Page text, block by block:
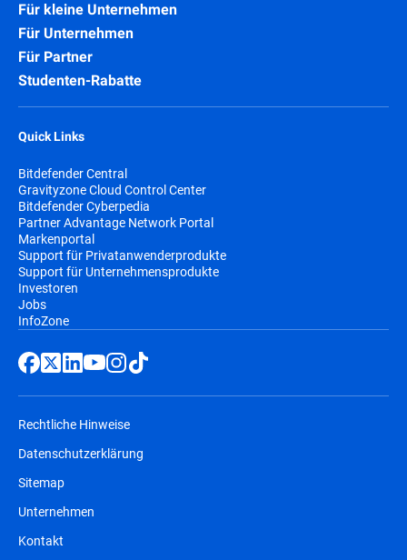
Für kleine Unternehmen
Für Unternehmen
Für Partner
Studenten-Rabatte
Quick Links
Bitdefender Central
Gravityzone Cloud Control Center
Bitdefender Cyberpedia
Partner Advantage Network Portal
Markenportal
Support für Privatanwenderprodukte
Support für Unternehmensprodukte
Investoren
Jobs
InfoZone
Rechtliche Hinweise
Datenschutzerklärung
Sitemap
Unternehmen
Kontakt